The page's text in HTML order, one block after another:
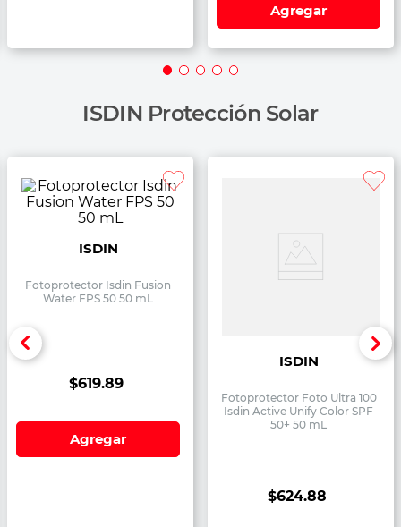
Agregar
ISDIN Protección Solar
ISDIN
Fotoprotector Isdin Fusion
Water FPS 50 50 mL
$619.89
Agregar
ISDIN
Fotoprotector Foto Ultra 100
Isdin Active Unify Color SPF
50+ 50 mL
$624.88